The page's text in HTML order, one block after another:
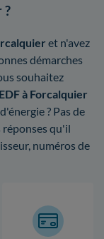
?
et n'avez
démarches
souhaitez
EDF à Forcalquier
? Pas de
qu'il
numéros de